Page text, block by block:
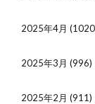
2025年4月
2025年3月 (996)
2025年2月 (911)